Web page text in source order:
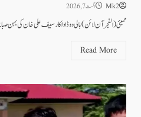
Mk2 اگست 7, 2026
ممبئی (الفجرآن لائن) بالی ووڈ اداکار سیف علی خان کی بہن
Read More